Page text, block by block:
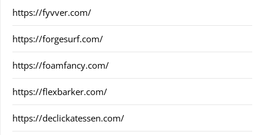
https://fyvver.com/
https://forgesurf.com/
https://foamfancy.com/
https://flexbarker.com/
https://declickatessen.com/